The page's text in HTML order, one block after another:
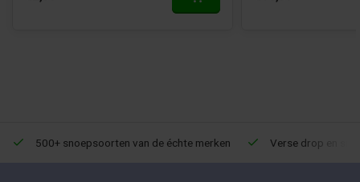
500+ snoepsoorten van de échte merken Verse drop en